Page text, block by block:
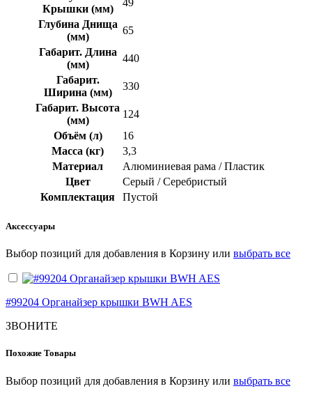
Крышки (мм)
Глубина Днища
(мм)
65
Габарит. Длина
(мм)
440
Габарит.
Ширина (мм)
330
Габарит. Высота
(мм)
124
Объём (л)
16
Масса (кг)
3,3
Материал
Алюминиевая рама / Пластик
Цвет
Серый / Серебристый
Комплектация
Пустой
Аксессуары
Выбор позиций для добавления в Корзину или выбрать все
#99204 Органайзер крышки BWH AES
ЗВОНИТЕ
Похожие Товары
Выбор позиций для добавления в Корзину или выбрать все